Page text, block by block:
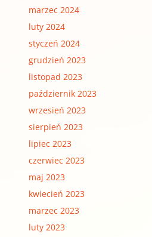
marzec 2024
luty 2024
styczeń 2024
grudzień 2023
listopad 2023
październik 2023
wrzesień 2023
sierpień 2023
lipiec 2023
czerwiec 2023
maj 2023
kwiecień 2023
marzec 2023
luty 2023